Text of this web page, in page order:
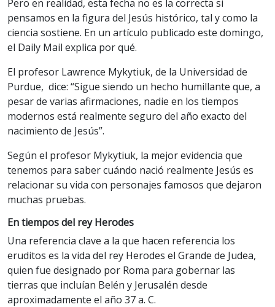
Pero en realidad, esta fecha no es la correcta si
pensamos en la figura del Jesús histórico, tal y como la
ciencia sostiene. En un artículo publicado este domingo,
el Daily Mail explica por qué.
El profesor Lawrence Mykytiuk, de la Universidad de
Purdue, dice: “Sigue siendo un hecho humillante que, a
pesar de varias afirmaciones, nadie en los tiempos
modernos está realmente seguro del año exacto del
nacimiento de Jesús”.
Según el profesor Mykytiuk, la mejor evidencia que
tenemos para saber cuándo nació realmente Jesús es
relacionar su vida con personajes famosos que dejaron
muchas pruebas.
En tiempos del rey Herodes
Una referencia clave a la que hacen referencia los
eruditos es la vida del rey Herodes el Grande de Judea,
quien fue designado por Roma para gobernar las
tierras que incluían Belén y Jerusalén desde
aproximadamente el año 37 a. C.